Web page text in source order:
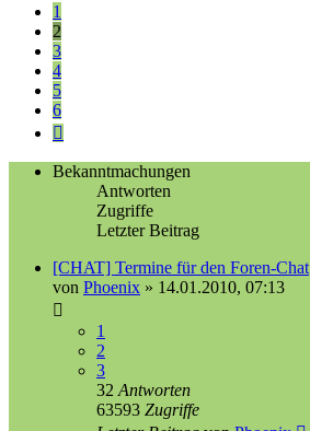
1
2
3
4
5
6
Nächste
Bekanntmachungen
Antworten
Zugriffe
Letzter Beitrag
[CHAT] Termine für den Foren-Chat
von Phoenix » 14.01.2010, 07:13
1
2
3
32 Antworten
63593 Zugriffe